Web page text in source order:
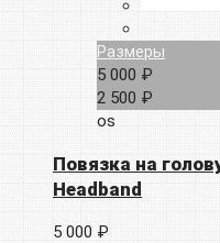
Размеры
5 000 ₽
2 500 ₽
os
Повязка на
Headband
5 000 ₽